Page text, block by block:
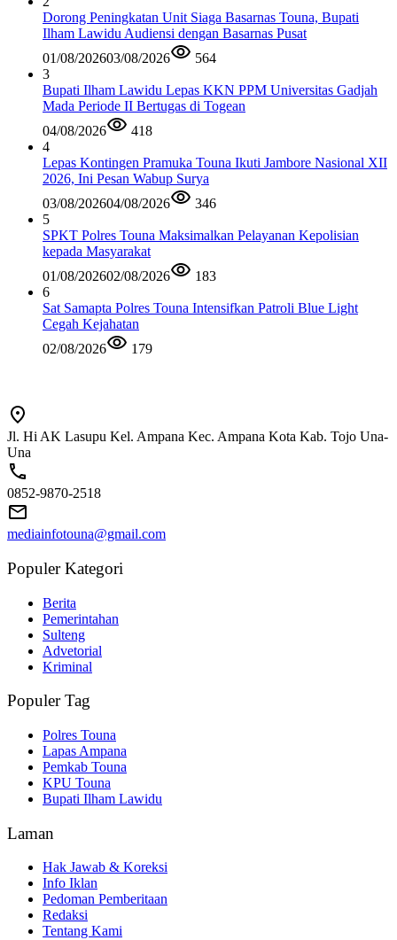
Dorong Peningkatan Unit Siaga Basarnas Touna, Bupati
Ilham Lawidu Audiensi dengan Basarnas Pusat
01/08/202603/08/2026
564
3
Bupati Ilham Lawidu Lepas KKN PPM Universitas Gadjah
Mada Periode II Bertugas di Togean
04/08/2026
418
4
Lepas Kontingen Pramuka Touna Ikuti Jambore Nasional XII
2026, Ini Pesan Wabup Surya
03/08/202604/08/2026
346
5
SPKT Polres Touna Maksimalkan Pelayanan Kepolisian
kepada Masyarakat
01/08/202602/08/2026
183
6
Sat Samapta Polres Touna Intensifkan Patroli Blue Light
Cegah Kejahatan
02/08/2026
179
Jl. Hi AK Lasupu Kel. Ampana Kec. Ampana Kota Kab. Tojo Una-
Una
0852-9870-2518
mediainfotouna@gmail.com
Populer Kategori
Berita
Pemerintahan
Sulteng
Advetorial
Kriminal
Populer Tag
Polres Touna
Lapas Ampana
Pemkab Touna
KPU Touna
Bupati Ilham Lawidu
Laman
Hak Jawab & Koreksi
Info Iklan
Pedoman Pemberitaan
Redaksi
Tentang Kami